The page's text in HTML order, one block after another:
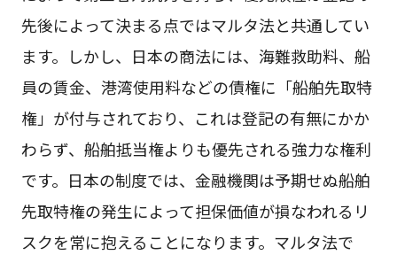
先後によって決まる点ではマルタ法と共通してい
ます。しかし、日本の商法には、海難救助料、船
員の賃金、港湾使用料などの債権に「船舶先取特
権」が付与されており、これは登記の有無にかか
わらず、船舶抵当権よりも優先される強力な権利
です。日本の制度では、金融機関は予期せぬ船舶
先取特権の発生によって担保価値が損なわれるリ
スクを常に抱えることになります。マルタ法で